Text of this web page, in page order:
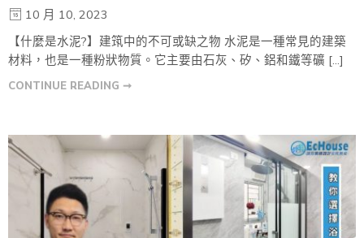
10 月 10, 2023
【什麼是水泥?】建筑中的不可或缺之物 水泥是一種常見的建築
材料，也是一種粉狀物質。它主要由石灰、矽、鋁和鐵等礦 […]
CONTINUE READING ➞